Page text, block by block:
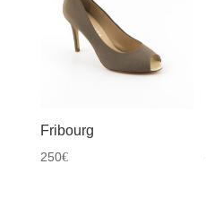
Fribourg
250€